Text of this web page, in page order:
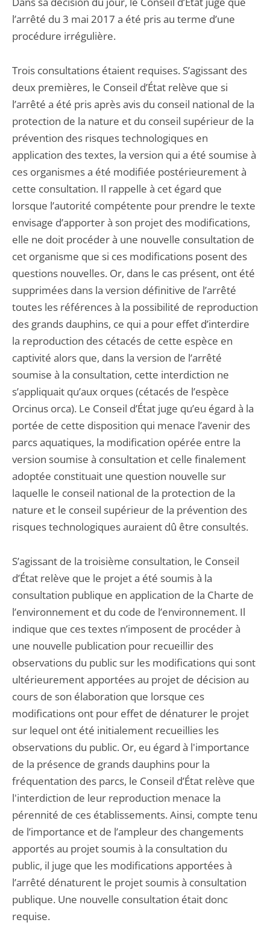
l’arrêté du 3 mai 2017 a été pris au terme d’une
procédure irrégulière.
Trois consultations étaient requises. S’agissant des
deux premières, le Conseil d’État relève que si
l’arrêté a été pris après avis du conseil national de la
protection de la nature et du conseil supérieur de la
prévention des risques technologiques en
application des textes, la version qui a été soumise à
ces organismes a été modifiée postérieurement à
cette consultation. Il rappelle à cet égard que
lorsque l’autorité compétente pour prendre le texte
envisage d’apporter à son projet des modifications,
elle ne doit procéder à une nouvelle consultation de
cet organisme que si ces modifications posent des
questions nouvelles. Or, dans le cas présent, ont été
supprimées dans la version définitive de l’arrêté
toutes les références à la possibilité de reproduction
des grands dauphins, ce qui a pour effet d’interdire
la reproduction des cétacés de cette espèce en
captivité alors que, dans la version de l’arrêté
soumise à la consultation, cette interdiction ne
s’appliquait qu’aux orques (cétacés de l’espèce
Orcinus orca). Le Conseil d’État juge qu’eu égard à la
portée de cette disposition qui menace l’avenir des
parcs aquatiques, la modification opérée entre la
version soumise à consultation et celle finalement
adoptée constituait une question nouvelle sur
laquelle le conseil national de la protection de la
nature et le conseil supérieur de la prévention des
risques technologiques auraient dû être consultés.
S’agissant de la troisième consultation, le Conseil
d’État relève que le projet a été soumis à la
consultation publique en application de la Charte de
l’environnement et du code de l’environnement. Il
indique que ces textes n’imposent de procéder à
une nouvelle publication pour recueillir des
observations du public sur les modifications qui sont
ultérieurement apportées au projet de décision au
cours de son élaboration que lorsque ces
modifications ont pour effet de dénaturer le projet
sur lequel ont été initialement recueillies les
observations du public. Or, eu égard à l'importance
de la présence de grands dauphins pour la
fréquentation des parcs, le Conseil d’État relève que
l'interdiction de leur reproduction menace la
pérennité de ces établissements. Ainsi, compte tenu
de l’importance et de l’ampleur des changements
apportés au projet soumis à la consultation du
public, il juge que les modifications apportées à
l’arrêté dénaturent le projet soumis à consultation
publique. Une nouvelle consultation était donc
requise.